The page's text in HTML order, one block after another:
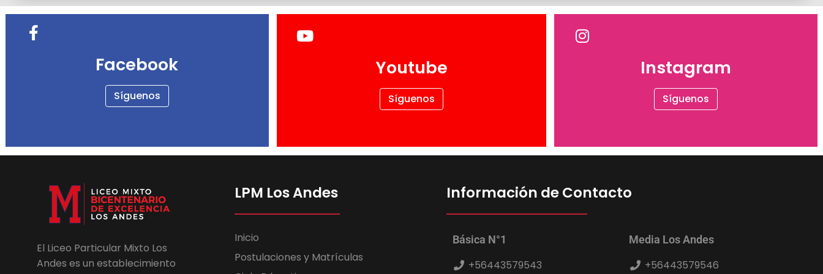
Facebook
Síguenos
Youtube
Síguenos
Instagram
Síguenos
El Liceo Particular Mixto Los
Andes es un establecimiento
LPM Los Andes
Inicio
Postulaciones y Matrículas
Información de Contacto
Básica N°1
+56443579543
Media Los Andes
+56443579546